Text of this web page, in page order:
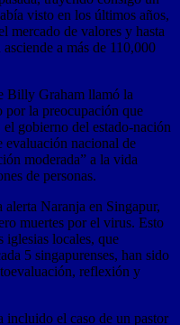
visto en los últimos años,
mercado de valores y hasta
a más de 110,000
Billy Graham llamó la
por la preocupación que
gobierno del estado-nación
evaluación nacional de
moderada” a la vida
de personas.
Naranja en Singapur,
muertes por el virus. Esto
iglesias locales, que
5 singapurenses, han sido
reflexión y
incluido el caso de un pastor